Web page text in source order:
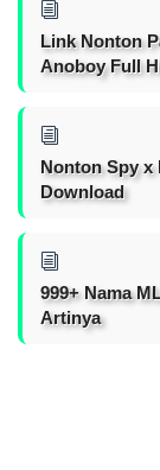
Link Nonton
Anoboy Full
Nonton Spy x
Download
999+ Nama
Artinya